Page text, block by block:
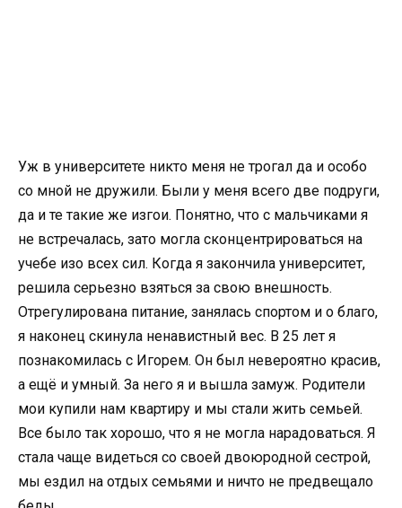
Уж в университете никто меня не трогал да и особо
со мной не дружили. Были у меня всего две подруги,
да и те такие же изгои. Понятно, что с мальчиками я
не встречалась, зато могла сконцентрироваться на
учебе изо всех сил. Когда я закончила университет,
решила серьезно взяться за свою внешность.
Отрегулирована питание, занялась спортом и о благо,
я наконец скинула ненавистный вес. В 25 лет я
познакомилась с Игорем. Он был невероятно красив,
а ещё и умный. За него я и вышла замуж. Родители
мои купили нам квартиру и мы стали жить семьей.
Все было так хорошо, что я не могла нарадоваться. Я
стала чаще видеться со своей двоюродной сестрой,
мы ездил на отдых семьями и ничто не предвещало